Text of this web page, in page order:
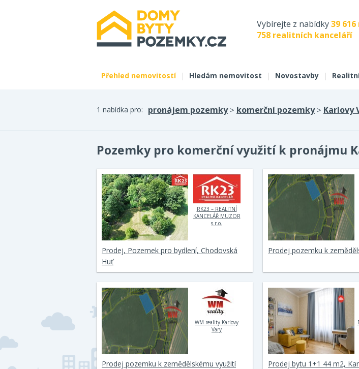
Vybírejte z nabídky39
758 realitních kanceláří
Přehled nemovitostí | Hledám nemovitost | Novostavby |
1 nabídka pro: pronájem pozemky> komerční pozemky> Karlovy
Pozemky pro komerční využití k pronájmu
RK23 – REALITNÍ
KANCELÁŘ MUZOR
s.r.o.
Prodej, Pozemek pro bydlení, Chodovská
Huť
Prodej pozemku k
WM reality Karlovy
Vary
Prodej pozemku k zemědělskému využití Prodej bytu 1+1 44 m2,